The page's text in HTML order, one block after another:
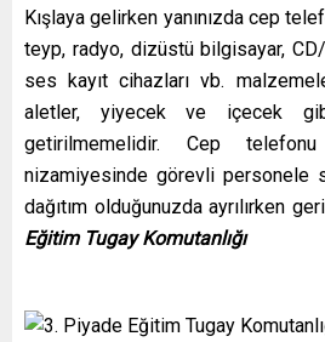
Kışlaya gelirken yanınızda cep
teyp, radyo, dizüstü bilgisayar,
ses kayıt cihazları vb.
aletler, yiyecek ve içecek
getirilmemelidir. Cep
nizamiyesinde görevli personele
dağıtım olduğunuzda ayrılırken
Eğitim Tugay Komutanlığı